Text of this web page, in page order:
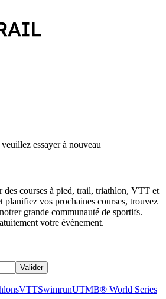
essayer à nouveau
des courses à pied, trail, triathlon, VTT et
planifiez vos prochaines courses, trouvez
grande communauté de sportifs.
votre évènement.
Valider
VTTSwimrunUTMB® World Series